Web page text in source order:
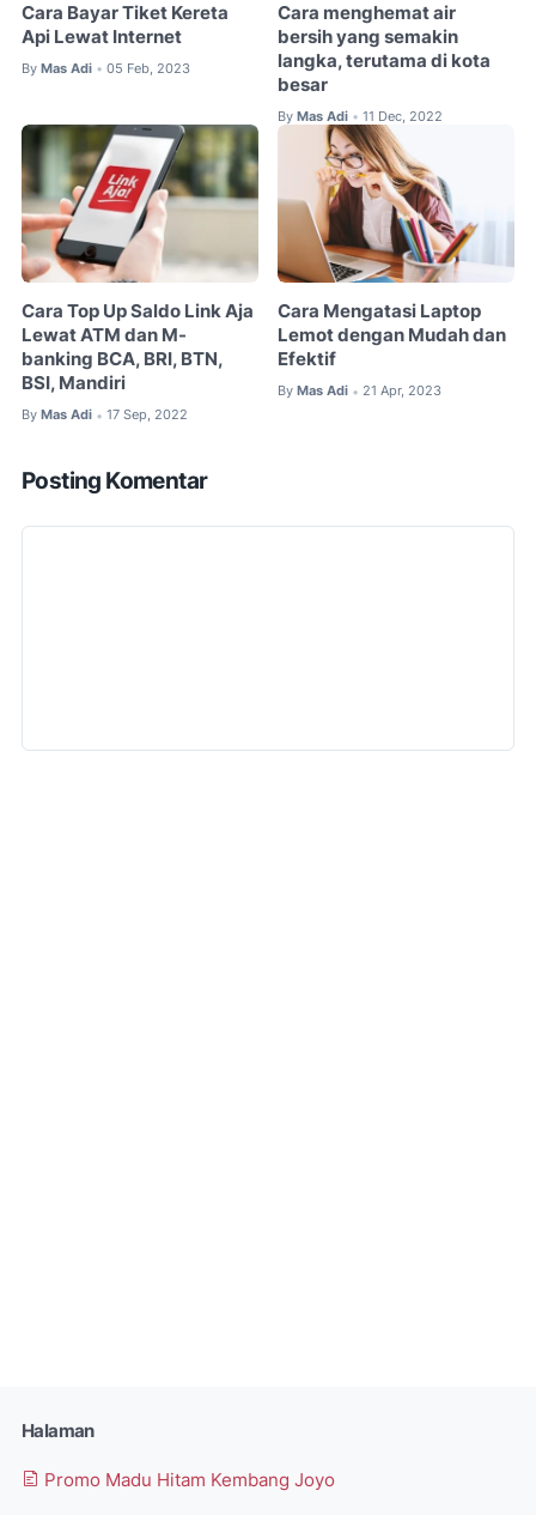
Cara Bayar Tiket Kereta
Api Lewat Internet
By Mas Adi • 05 Feb, 2023
Cara menghemat air
bersih yang semakin
langka, terutama di kota
besar
By Mas Adi • 11 Dec, 2022
Cara Top Up Saldo Link Aja
Lewat ATM dan M-
banking BCA, BRI, BTN,
BSI, Mandiri
By Mas Adi • 17 Sep, 2022
Cara Mengatasi Laptop
Lemot dengan Mudah dan
Efektif
By Mas Adi • 21 Apr, 2023
Posting Komentar
Halaman
Promo Madu Hitam Kembang Joyo